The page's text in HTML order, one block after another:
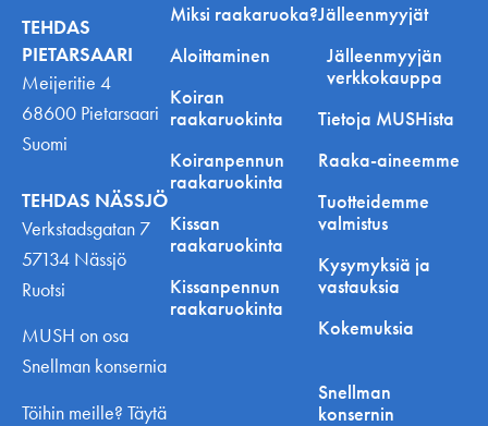
TEHDAS
PIETARSAARI
Meijeritie 4
68600 Pietarsaari
Suomi
TEHDAS NÄSSJÖ
Verkstadsgatan 7
57134 Nässjö
Ruotsi
MUSH on osa
Snellman konsernia
Töihin meille? Täytä
Miksi raakaruoka?
Aloittaminen
Koiran
raakaruokinta
Koiranpennun
raakaruokinta
Kissan
raakaruokinta
Kissanpennun
raakaruokinta
Jälleenmyyjät
Jälleenmyyjän
verkkokauppa
Tietoja MUSHista
Raaka-aineemme
Tuotteidemme
valmistus
Kysymyksiä ja
vastauksia
Kokemuksia
Snellman
konsernin